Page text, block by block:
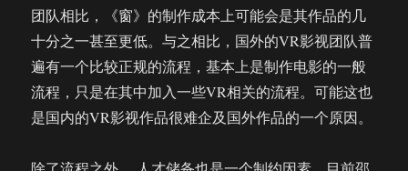
团队相比，《窗》的制作成本上可能会是其作品的几
十分之一甚至更低。与之相比，国外的VR影视团队普
遍有一个比较正规的流程，基本上是制作电影的一般
流程，只是在其中加入一些VR相关的流程。可能这也
是国内的VR影视作品很难企及国外作品的一个原因。